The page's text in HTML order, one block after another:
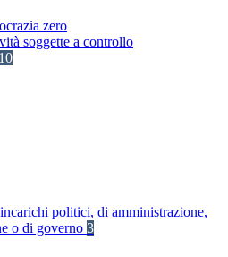
zero
soggette a controllo
10
politici, di amministrazione,
o di governo 3